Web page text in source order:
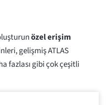
özel erişim
gelişmiş ATLAS
fazlası gibi çok çeşitli